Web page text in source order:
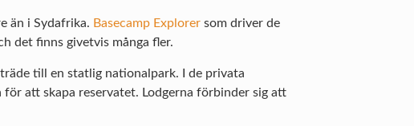
än i Sydafrika. Basecamp Explorer som driver de
det finns givetvis många fler.
till en statlig nationalpark. I de privata
att skapa reservatet. Lodgerna förbinder sig att